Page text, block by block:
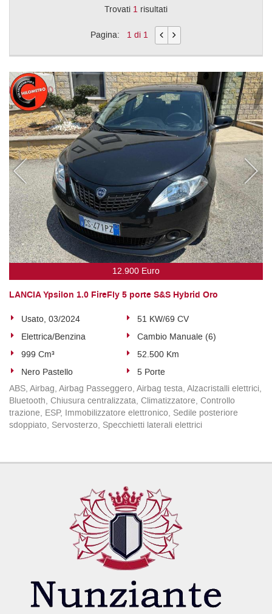
Trovati 1 risultati
Pagina: 1 di 1
12.900 Euro
LANCIA Ypsilon 1.0 FireFly 5 porte S&S Hybrid Oro
Usato, 03/2024
51 KW/69 CV
Elettrica/Benzina
Cambio Manuale (6)
999 Cm³
52.500 Km
Nero Pastello
5 Porte
ABS, Airbag, Airbag Passeggero, Airbag testa, Alzacristalli elettrici,
Bluetooth, Chiusura centralizzata, Climatizzatore, Controllo
trazione, ESP, Immobilizzatore elettronico, Sedile posteriore
sdoppiato, Servosterzo, Specchietti laterali elettrici